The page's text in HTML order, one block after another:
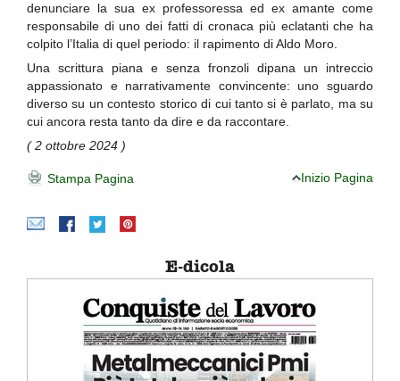
denunciare la sua ex professoressa ed ex amante come
responsabile di uno dei fatti di cronaca più eclatanti che ha
colpito l’Italia di quel periodo: il rapimento di Aldo Moro.
Una scrittura piana e senza fronzoli dipana un intreccio
appassionato e narrativamente convincente: uno sguardo
diverso su un contesto storico di cui tanto si è parlato, ma su
cui ancora resta tanto da dire e da raccontare.
( 2 ottobre 2024 )
Stampa Pagina Inizio Pagina
E-dicola